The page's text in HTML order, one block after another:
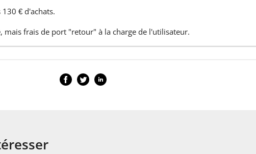
130 € d'achats.
mais frais de port "retour" à la charge de l'utilisateur.